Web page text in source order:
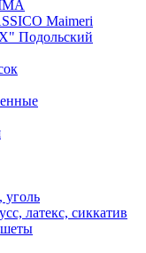
Maimeri
Подольский
уголь
латекс, сиккатив